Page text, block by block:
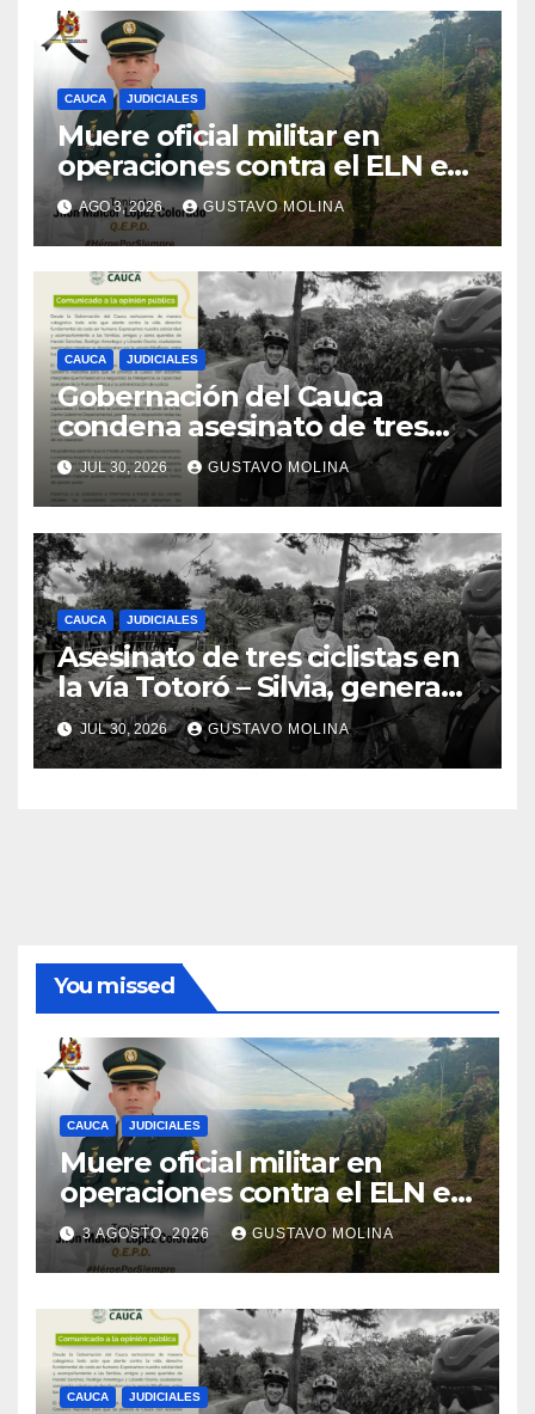
CAUCA JUDICIALES
Muere oficial militar en
operaciones contra el ELN en
el sur del Cauca
AGO 3, 2026 GUSTAVO MOLINA
CAUCA JUDICIALES
Gobernación del Cauca
condena asesinato de tres
ciudadanos y exige medidas
urgentes al Gobierno
Nacional
JUL 30, 2026 GUSTAVO MOLINA
CAUCA JUDICIALES
Asesinato de tres ciclistas en
la vía Totoró – Silvia, genera
consternación en el Cauca
JUL 30, 2026 GUSTAVO MOLINA
You missed
CAUCA JUDICIALES
Muere oficial militar en
operaciones contra el ELN en
el sur del Cauca
3 AGOSTO, 2026 GUSTAVO MOLINA
CAUCA JUDICIALES